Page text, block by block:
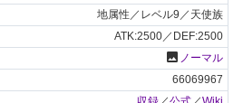
地属性／レベル9／天使族
ATK:2500／DEF:2500
photo ノーマル
66069967